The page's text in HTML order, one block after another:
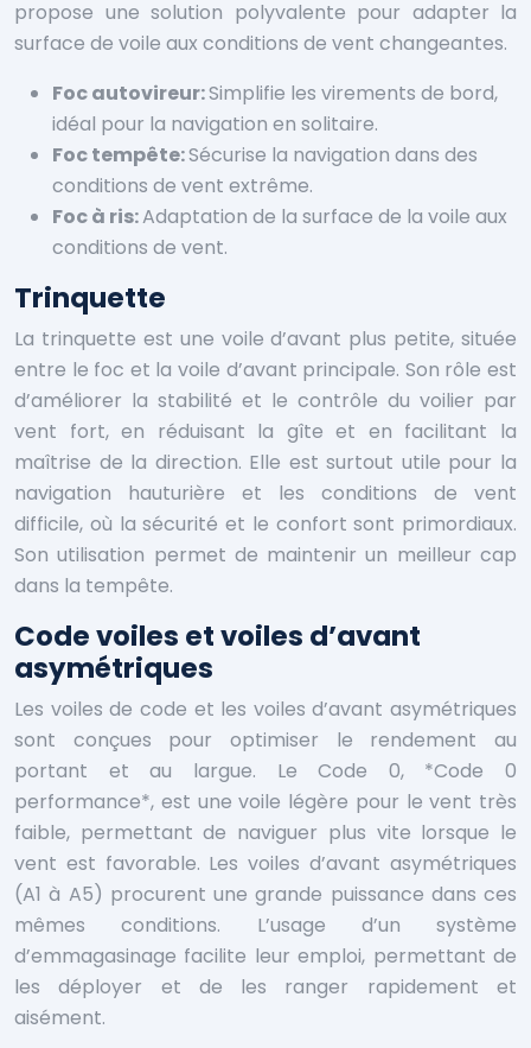
propose une solution polyvalente pour adapter la
surface de voile aux conditions de vent changeantes.
Foc autovireur:Simplifie les virements de bord,
idéal pour la navigation en solitaire.
Foc tempête:Sécurise la navigation dans des
conditions de vent extrême.
Foc à ris:Adaptation de la surface de la voile aux
conditions de vent.
Trinquette
La trinquette est une voile d’avant plus petite, située
entre le foc et la voile d’avant principale. Son rôle est
d’améliorer la stabilité et le contrôle du voilier par
vent fort, en réduisant la gîte et en facilitant la
maîtrise de la direction. Elle est surtout utile pour la
navigation hauturière et les conditions de vent
difficile, où la sécurité et le confort sont primordiaux.
Son utilisation permet de maintenir un meilleur cap
dans la tempête.
Code voiles et voiles d’avant
asymétriques
Les voiles de code et les voiles d’avant asymétriques
sont conçues pour optimiser le rendement au
portant et au largue. Le Code 0, *Code 0
performance*, est une voile légère pour le vent très
faible, permettant de naviguer plus vite lorsque le
vent est favorable. Les voiles d’avant asymétriques
(A1 à A5) procurent une grande puissance dans ces
mêmes conditions. L’usage d’un système
d’emmagasinage facilite leur emploi, permettant de
les déployer et de les ranger rapidement et
aisément.